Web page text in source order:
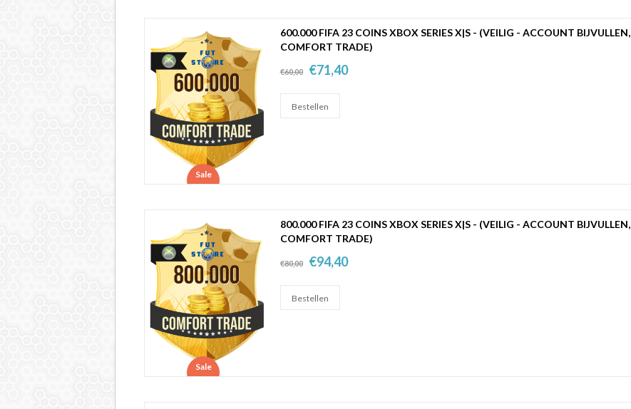
Sale
600.000 FIFA 23 COINS XBOX SERIES X|S - (VEILIG - ACCOUNT BIJVULLEN,
COMFORT TRADE)
€60,00 €71,40
Sale
800.000 FIFA 23 COINS XBOX SERIES X|S - (VEILIG - ACCOUNT BIJVULLEN,
COMFORT TRADE)
€80,00 €94,40